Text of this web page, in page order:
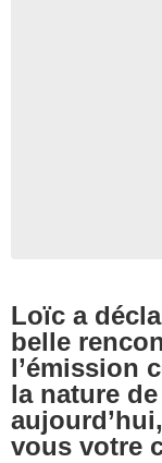
Loïc a
belle
l’émission
la nature
vous votre